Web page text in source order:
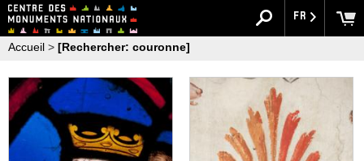
FR
Accueil > [Rechercher: couronne]